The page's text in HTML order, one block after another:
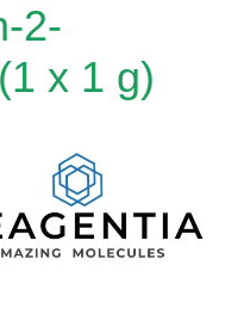
2-
x 1 g)